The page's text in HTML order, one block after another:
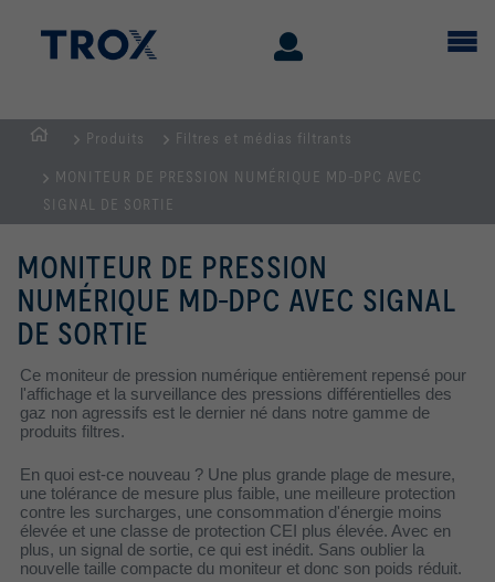
d'accueil
Produits Filtres et médias filtrants
MONITEUR DE PRESSION NUMÉRIQUE MD-DPC AVEC
SIGNAL DE SORTIE
MONITEUR DE PRESSION
NUMÉRIQUE MD-DPC AVEC SIGNAL
DE SORTIE
Ce moniteur de pression numérique entièrement repensé pour
l'affichage et la surveillance des pressions différentielles des
gaz non agressifs est le dernier né dans notre gamme de
produits filtres.
En quoi est-ce nouveau ? Une plus grande plage de mesure,
une tolérance de mesure plus faible, une meilleure protection
contre les surcharges, une consommation d'énergie moins
élevée et une classe de protection CEI plus élevée. Avec en
plus, un signal de sortie, ce qui est inédit. Sans oublier la
nouvelle taille compacte du moniteur et donc son poids réduit.